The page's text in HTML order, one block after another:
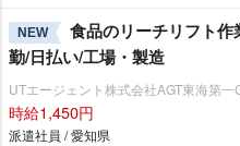
NEW
食品のリーチリフト
勤/日払い/工場・製造
UTエージェント株式会社AGT東海第一
時給1,450円
派遣社員 / 愛知県